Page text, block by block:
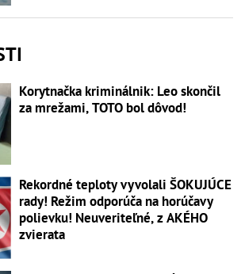
Korytnačka kriminálnik: Leo skončil
za mrežami, TOTO bol dôvod!
Rekordné teploty vyvolali ŠOKUJÚCE
rady! Režim odporúča na horúčavy
polievku! Neuveriteľné, z AKÉHO
zvierata